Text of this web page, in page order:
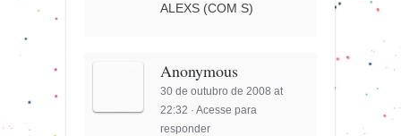
ALEXS (COM S)
Anonymous
30 de outubro de 2008 at
22:32 ·Acesse para
responder